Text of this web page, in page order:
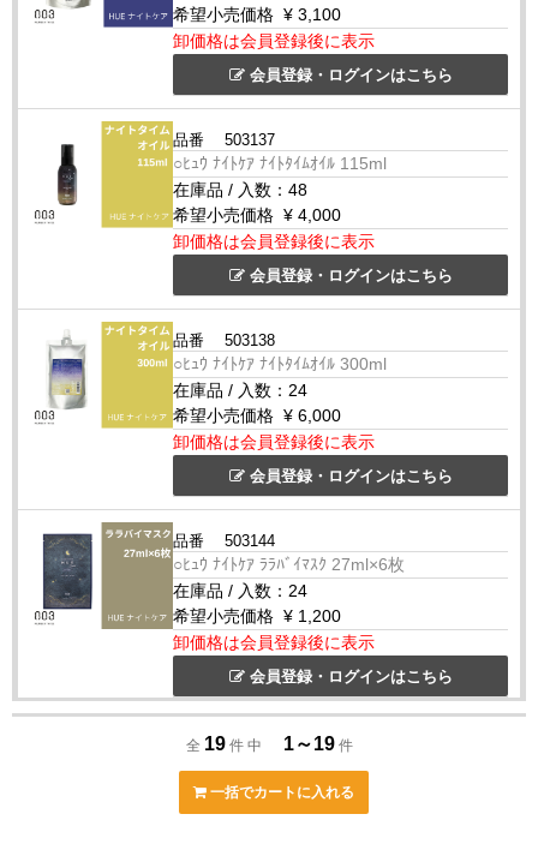
希望小売価格 ¥ 3,100
卸価格は会員登録後に表示
会員登録・ログインはこちら
品番 503137
○ﾋｭｳ ﾅｲﾄｹｱ ﾅｲﾄﾀｲﾑｵｲﾙ 115ml
在庫品 / 入数：48
希望小売価格 ¥ 4,000
卸価格は会員登録後に表示
会員登録・ログインはこちら
品番 503138
○ﾋｭｳ ﾅｲﾄｹｱ ﾅｲﾄﾀｲﾑｵｲﾙ 300ml
在庫品 / 入数： 24
希望小売価格 ¥ 6,000
卸価格は会員登録後に表示
会員登録・ログインはこちら
品番 503144
○ﾋｭｳ ﾅｲﾄｹｱ ﾗﾗﾊﾞｲﾏｽｸ 27ml×6枚
在庫品 / 入数： 24
希望小売価格 ¥ 1,200
卸価格は会員登録後に表示
会員登録・ログインはこちら
全 19 件 中 1～19 件
一括でカートに入れる